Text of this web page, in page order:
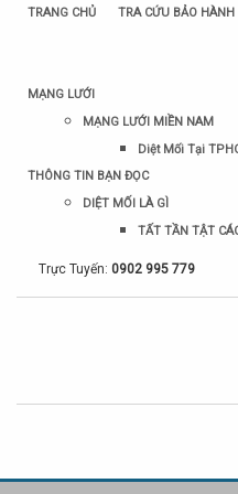
TRANG CHỦ TRA CỨU BẢO HÀNH
MẠNG LƯỚI
MẠNG LƯỚI MIỀN NAM
Diệt Mối Tại
THÔNG TIN BẠN ĐỌC
DIỆT MỐI LÀ GÌ
TẤT TẦN TẬT
Trực Tuyến: 0902 995 779